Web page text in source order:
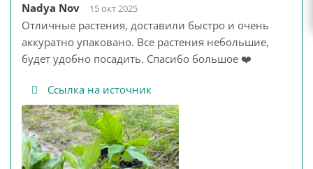
Nadya Nov 15 окт 2025
Отличные растения, доставили быстро и очень
аккуратно упаковано. Все растения небольшие,
будет удобно посадить. Спасибо большое ❤️
Ссылка на источник